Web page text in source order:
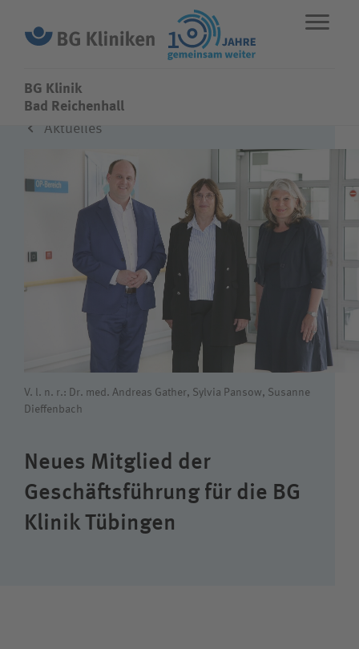
BG Klinik
STANDORTE
Fachbereiche
Über uns
Karriere
Wie können wir Ihnen helfen?
BG Klinik
Bad Reichenhall
Aktuelles
V. l. n. r.: Dr. med. Andreas Gather, Sylvia Pansow, Susanne
Dieffenbach
Neues Mitglied der
Geschäftsführung für die BG
Klinik Tübingen